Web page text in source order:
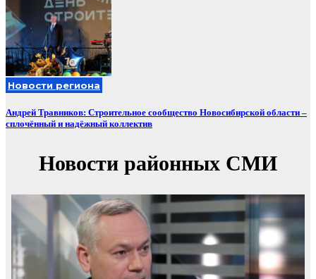
Новости региона
Андрей Травников: Строительное сообщество Новосибирской области –
сплочённый и надёжный коллектив